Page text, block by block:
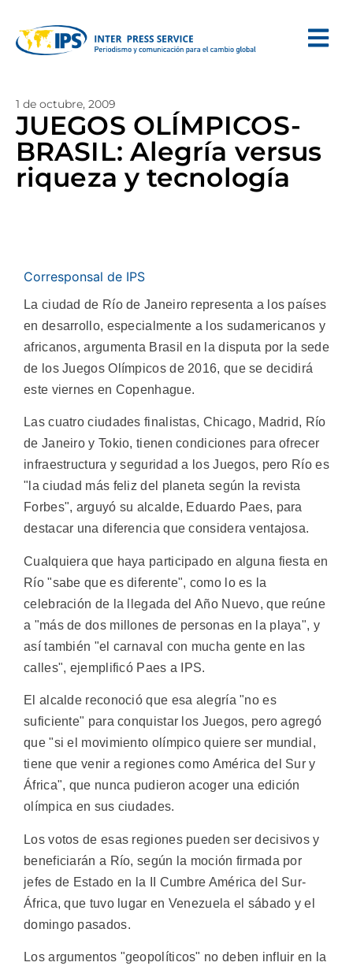
1 de octubre, 2009
JUEGOS OLÍMPICOS-
BRASIL: Alegría versus
riqueza y tecnología
Corresponsal de IPS
La ciudad de Río de Janeiro representa a los países
en desarrollo, especialmente a los sudamericanos y
africanos, argumenta Brasil en la disputa por la sede
de los Juegos Olímpicos de 2016, que se decidirá
este viernes en Copenhague.
Las cuatro ciudades finalistas, Chicago, Madrid, Río
de Janeiro y Tokio, tienen condiciones para ofrecer
infraestructura y seguridad a los Juegos, pero Río es
"la ciudad más feliz del planeta según la revista
Forbes", arguyó su alcalde, Eduardo Paes, para
destacar una diferencia que considera ventajosa.
Cualquiera que haya participado en alguna fiesta en
Río "sabe que es diferente", como lo es la
celebración de la llegada del Año Nuevo, que reúne
a "más de dos millones de personas en la playa", y
así también "el carnaval con mucha gente en las
calles", ejemplificó Paes a IPS.
El alcalde reconoció que esa alegría "no es
suficiente" para conquistar los Juegos, pero agregó
que "si el movimiento olímpico quiere ser mundial,
tiene que venir a regiones como América del Sur y
África", que nunca pudieron acoger una edición
olímpica en sus ciudades.
Los votos de esas regiones pueden ser decisivos y
beneficiarán a Río, según la moción firmada por
jefes de Estado en la II Cumbre América del Sur-
África, que tuvo lugar en Venezuela el sábado y el
domingo pasados.
Los argumentos "geopolíticos" no deben influir en la